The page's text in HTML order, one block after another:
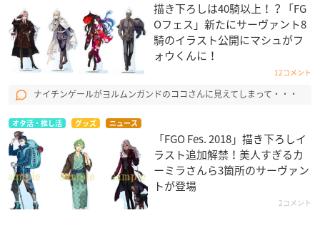
描き下ろしは40騎以上！？「FG
Oフェス」新たにサーヴァント8
騎のイラスト公開にマシュがフ
ォウくんに！
12コメント
ナイチンゲールがヨルムンガンドのココさんに見えてしまって・・・
オタ活・推し活 グッズ ニュース
「FGO Fes. 2018​」描き下ろしイ
ラスト追加解禁！美人すぎるカ
ーミラさんら3箇所のサーヴァン
トが登場
2コメント